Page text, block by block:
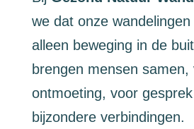
we dat onze
alleen beweging in de
brengen mensen samen,
ontmoeting, voor
bijzondere verbindingen.